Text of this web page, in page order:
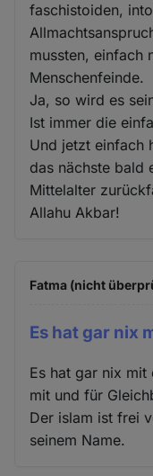
faschistoiden,
mussten, einfach
Menschenfeinde.
Ja, so wird es
Ist immer die
Und jetzt einfach
das nächste bald
Mittelalter
Allahu Akbar!
Fatma (nicht
Es hat gar nix
Es hat gar nix mit
mit und für
Der islam ist frei
seinem Name.